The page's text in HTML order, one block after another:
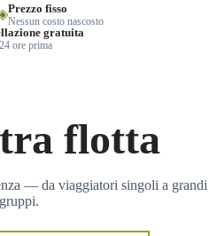
Prezzo fisso
Nessun costo nascosto
gratuita
ore prima
flotta
— da viaggiatori singoli a grandi
gruppi.